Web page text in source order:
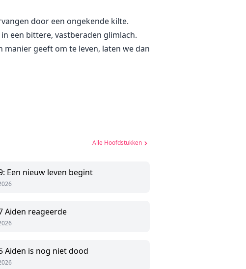
door een ongekende kilte.
een bittere, vastberaden glimlach.
manier geeft om te leven, laten we dan
Alle Hoofdstukken
Een nieuw leven begint
Aiden reageerde
Aiden is nog niet dood